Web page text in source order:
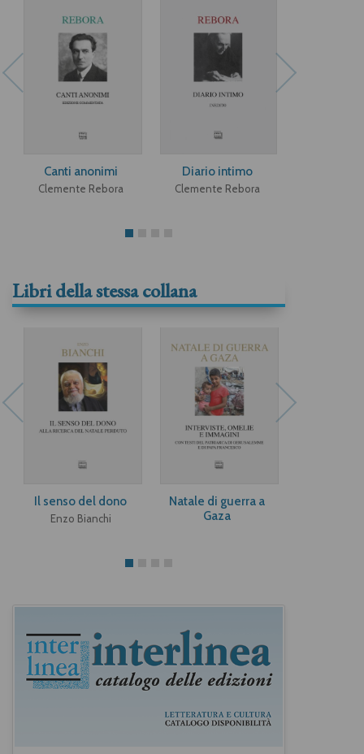
Canti anonimi
Clemente Rebora
Diario intimo
Clemente Rebora
Libri della stessa collana
Il senso del dono
Enzo Bianchi
Natale di guerra a
Gaza